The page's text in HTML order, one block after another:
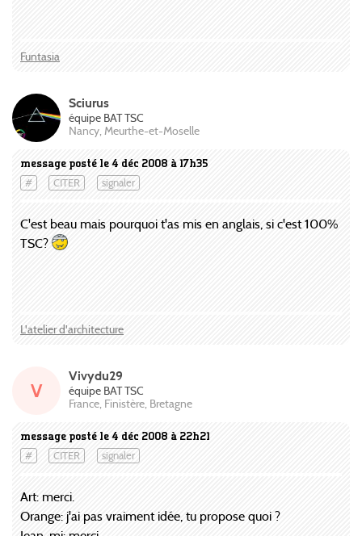
Funtasia
message posté le 4 déc 2008 à 17h35
# CITER signaler
Sciurus
équipe BAT TSC
Nancy, Meurthe-et-Moselle
C'est beau mais pourquoi t'as mis en anglais, si c'est 100%
TSC?
L'atelier d'architecture
message posté le 4 déc 2008 à 22h21
# CITER signaler
V
Vivydu29
équipe BAT TSC
France, Finistère, Bretagne
Art: merci.
Orange: j'ai pas vraiment idée, tu propose quoi ?